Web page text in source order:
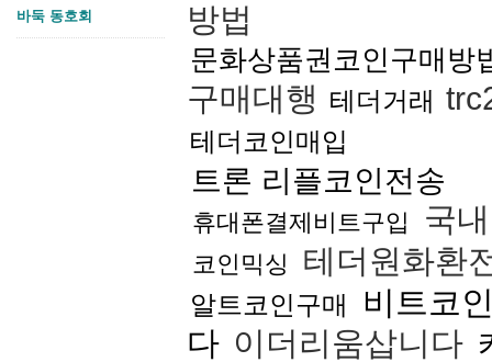
바둑 동호회
방법
문화상품권코인구매방
구매대행 테더거래
테더코인매입
트론 리플코인전송
휴대폰결제비트구입 국
코인믹싱 테더원화환
알트코인구매
비트코
다 이더리움삽니다